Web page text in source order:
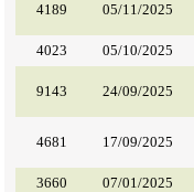
05/11/2025
4189
05/10/2025
4023
24/09/2025
9143
17/09/2025
4681
07/01/2025
3660